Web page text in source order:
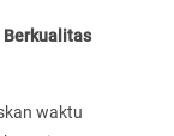
Berkualitas
waktu